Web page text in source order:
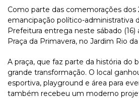
Como parte das comemorações dos
emancipação político-administrativa
Prefeitura entrega neste sábado (16)
Praça da Primavera, no Jardim Rio da
A praça, que faz parte da história do
grande transformação. O local
esportiva, playground e área para
também recebeu um moderno